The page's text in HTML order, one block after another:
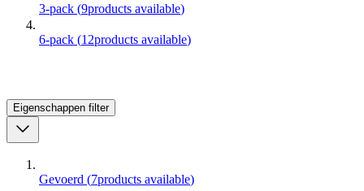
3-pack (9products available)
6-pack (12products available)
Eigenschappen filter
Gevoerd (7products available)